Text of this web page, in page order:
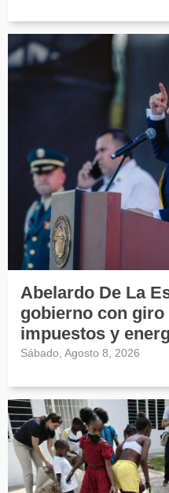
Abelardo De La
gobierno con giro
impuestos y
Sábado, Agosto 8, 2026